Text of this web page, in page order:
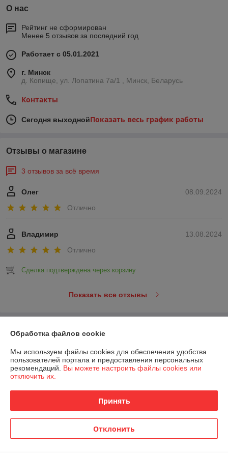
О нас
Рейтинг не сформирован
Менее 5 отзывов за последний год
Работает с 05.01.2021
г. Минск
д. Копище, ул. Лопатина 7а/1 , Минск, Беларусь
Контакты
Сегодня выходнойПоказать весь график работы
Отзывы о магазине
3 отзывов за всё время
08.09.2024
Олег
Отлично
13.08.2024
Владимир
Отлично
Сделка подтверждена через корзину
Показать все отзывы
О нас
Контакты
Доставка и оплата
Обработка файлов cookie
Мы используем файлы cookies для обеспечения удобства
пользователей портала и предоставления персональных
рекомендаций. Вы можете настроить файлы cookies или
отключить их.
Принять
Отклонить